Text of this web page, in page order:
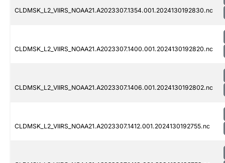
CLDMSK_L2_VIIRS_NOAA21.A2023307.1354.001.2024130192830.nc
CLDMSK_L2_VIIRS_NOAA21.A2023307.1400.001.2024130192820.nc
CLDMSK_L2_VIIRS_NOAA21.A2023307.1406.001.2024130192802.nc
CLDMSK_L2_VIIRS_NOAA21.A2023307.1412.001.2024130192755.nc